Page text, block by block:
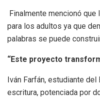
Finalmente mencionó
para los adultos ya que
palabras se puede
“Este proyecto
Iván Farfán, estudiante
escritura, potenciada por